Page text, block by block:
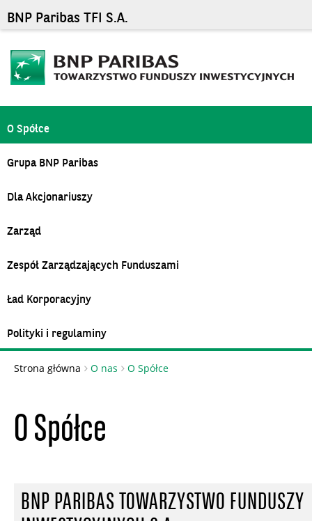
BNP Paribas TFI S.A.
O Spółce
Grupa BNP Paribas
Dla Akcjonariuszy
Zarząd
Zespół Zarządzających Funduszami
Ład Korporacyjny
Polityki i regulaminy
Strona główna O nas O Spółce
O Spółce
BNP PARIBAS TOWARZYSTWO FUNDUSZY